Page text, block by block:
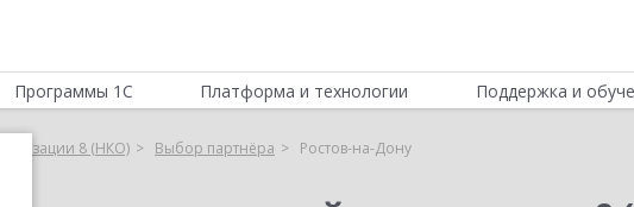
Программы 1С Платформа и технологии Поддержка и
8 (НКО) Выбор партнёра Ростов-на-Дону